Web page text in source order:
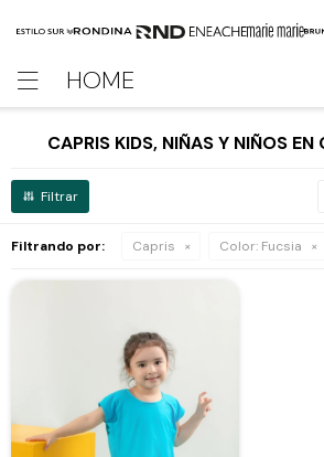
HOME

CAPRIS KIDS, NIÑAS Y NIÑOS EN
Filtrando por: Capris Color: Fucsia